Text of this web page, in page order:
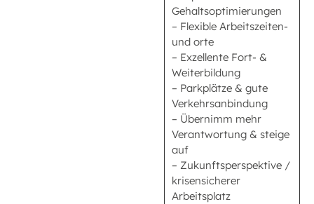
Gehaltsoptimierungen
– Flexible Arbeitszeiten-
und orte
– Exzellente Fort- &
Weiterbildung
– Parkplätze & gute
Verkehrsanbindung
– Übernimm mehr
Verantwortung & steige
auf
– Zukunftsperspektive /
krisensicherer
Arbeitsplatz